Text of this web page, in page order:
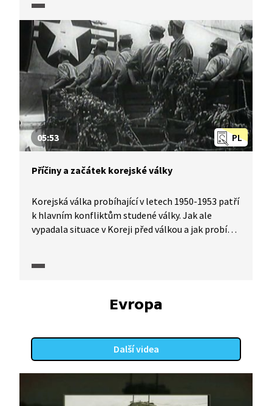
PL
05:53
Příčiny a začátek korejské války
Korejská válka probíhající v letech 1950-1953 patří
k hlavním konfliktům studené války. Jak ale
vypadala situace v Koreji před válkou a jak probíhal
do Sovětského svazu. Jak to? O tom se více
Evropa
Další videa